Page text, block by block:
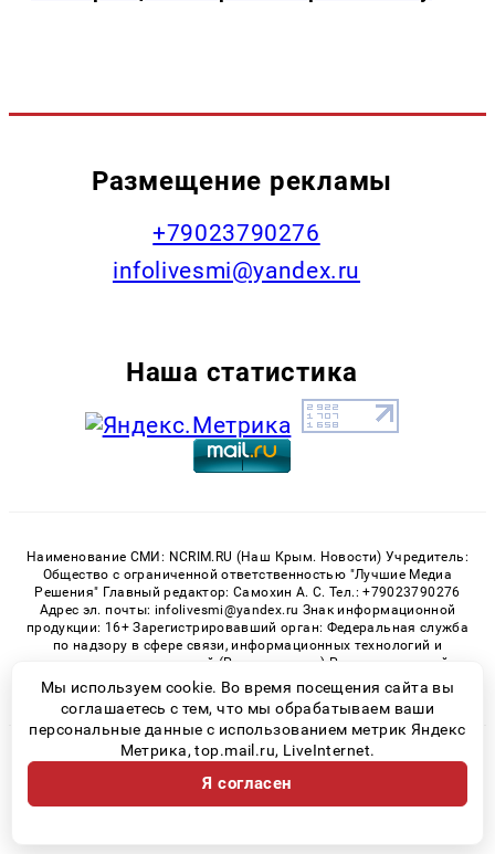
Размещение рекламы
+79023790276
infolivesmi@yandex.ru
Наша статистика
Наименование СМИ: NCRIM.RU (Наш Крым. Новости) Учредитель:
Общество с ограниченной ответственностью "Лучшие Медиа
Решения" Главный редактор: Самохин А. С. Тел.: +79023790276
Адрес эл. почты: infolivesmi@yandex.ru Знак информационной
продукции: 16+ Зарегистрировавший орган: Федеральная служба
по надзору в сфере связи, информационных технологий и
массовых коммуникаций (Роскомнадзор) Регистрационный
номер СМИ ЭЛ № ФС 77 - 81150 от 02.06.2021
© 2026 «nCrim.ru» | Все права защищены
Возрастная категория сайта 16+
Политика конфиденциальности
Мы используем cookie. Во время посещения сайта вы
соглашаетесь с тем, что мы обрабатываем ваши
персональные данные с использованием метрик Яндекс
Метрика, top.mail.ru, LiveInternet.
Я согласен